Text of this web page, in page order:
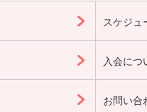
スケジュ
入会につ
お問い合